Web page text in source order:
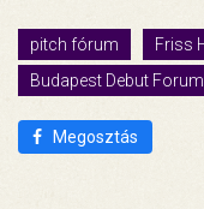
pitch fórum Friss
Budapest Debut Forum
Megosztás